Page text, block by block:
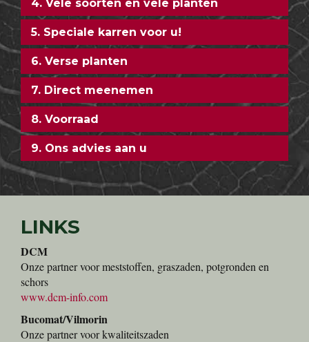
4. Vele soorten en vele planten
5. Speciale karren voor u!
6. Verse planten
7. Direct meenemen
8. Voorraad
9. Ons advies aan u
LINKS
DCM
Onze partner voor meststoffen, graszaden, potgronden en
schors
www.dcm-info.com
Bucomat/Vilmorin
Onze partner voor kwaliteitszaden